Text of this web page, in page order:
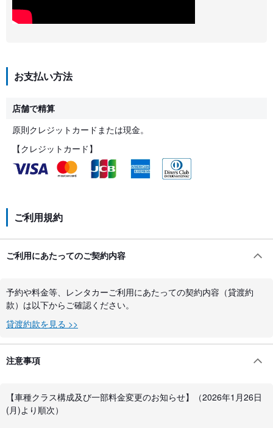
お支払い方法
店舗で精算
原則クレジットカードまたは現金。
【クレジットカード】
ご利用規約
ご利用にあたってのご契約内容
予約や料金等、レンタカーご利用にあたっての契約内容（貸渡約
款）は以下からご確認ください。
貸渡約款を見る >>
注意事項
【車種クラス構成及び一部料金変更のお知らせ】（2026年1月26日
(月)より順次）